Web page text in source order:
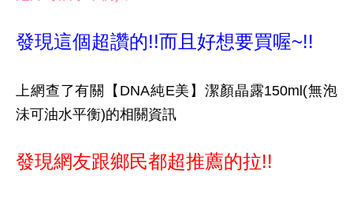
發現這個超讚的!!而且好想要買喔~!!
上網查了有關【DNA純E美】潔顏晶露150ml(無泡
沬可油水平衡)的相關資訊
發現網友跟鄉民都超推薦的拉!!